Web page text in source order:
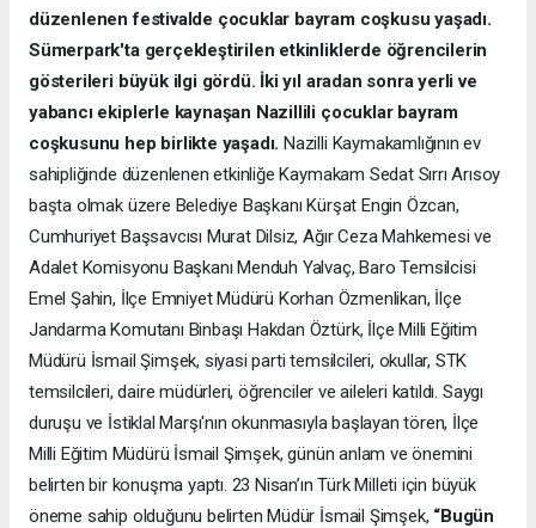
düzenlenen festivalde çocuklar bayram coşkusu yaşadı.
Sümerpark'ta gerçekleştirilen etkinliklerde öğrencilerin
gösterileri büyük ilgi gördü. İki yıl aradan sonra yerli ve
yabancı ekiplerle kaynaşan Nazillili çocuklar bayram
coşkusunu hep birlikte yaşadı. Nazilli Kaymakamlığının ev
sahipliğinde düzenlenen etkinliğe Kaymakam Sedat Sırrı Arısoy
başta olmak üzere Belediye Başkanı Kürşat Engin Özcan,
Cumhuriyet Başsavcısı Murat Dilsiz, Ağır Ceza Mahkemesi ve
Adalet Komisyonu Başkanı Menduh Yalvaç, Baro Temsilcisi
Emel Şahin, İlçe Emniyet Müdürü Korhan Özmenlikan, İlçe
Jandarma Komutanı Binbaşı Hakdan Öztürk, İlçe Milli Eğitim
Müdürü İsmail Şimşek, siyasi parti temsilcileri, okullar, STK
temsilcileri, daire müdürleri, öğrenciler ve aileleri katıldı. Saygı
duruşu ve İstiklal Marşı'nın okunmasıyla başlayan tören, İlçe
Milli Eğitim Müdürü İsmail Şimşek, günün anlam ve önemini
belirten bir konuşma yaptı. 23 Nisan’ın Türk Milleti için büyük
öneme sahip olduğunu belirten Müdür İsmail Şimşek, “Bugün